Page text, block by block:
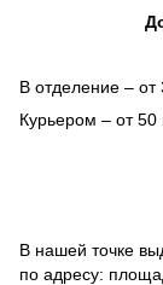
В отделение – от
Курьером – от 50
В нашей точке
по адресу: